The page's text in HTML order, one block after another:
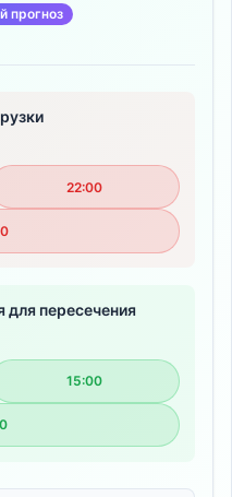
прогноз
22:00
пересечения
15:00